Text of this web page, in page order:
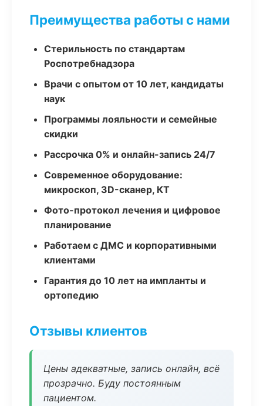
Преимущества работы с нами
Стерильность по стандартам
Роспотребнадзора
Врачи с опытом от 10 лет, кандидаты
наук
Программы лояльности и семейные
скидки
Рассрочка 0% и онлайн-запись 24/7
Современное оборудование:
микроскоп, 3D-сканер, КТ
Фото-протокол лечения и цифровое
планирование
Работаем с ДМС и корпоративными
клиентами
Гарантия до 10 лет на импланты и
ортопедию
Отзывы клиентов
Цены адекватные, запись онлайн, всё
прозрачно. Буду постоянным
пациентом.